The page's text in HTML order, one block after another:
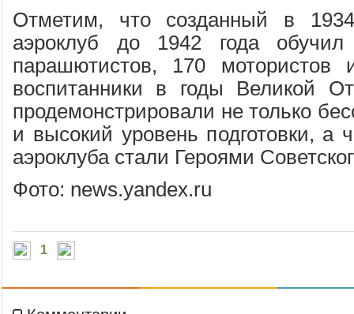
Отметим, что созданный в
аэроклуб до 1942 года
парашютистов, 170 мотористов
воспитанники в годы Великой
продемонстрировали не только
и высокий уровень подготовки, а
аэроклуба стали Героями
Фото: news.yandex.ru
1